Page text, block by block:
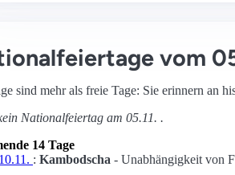
vom
sind mehr als freie Tage: Sie erinnern an
Nationalfeiertag am 05.11. .
14 Tage
10.11. : Kambodscha - Unabhängigkeit von